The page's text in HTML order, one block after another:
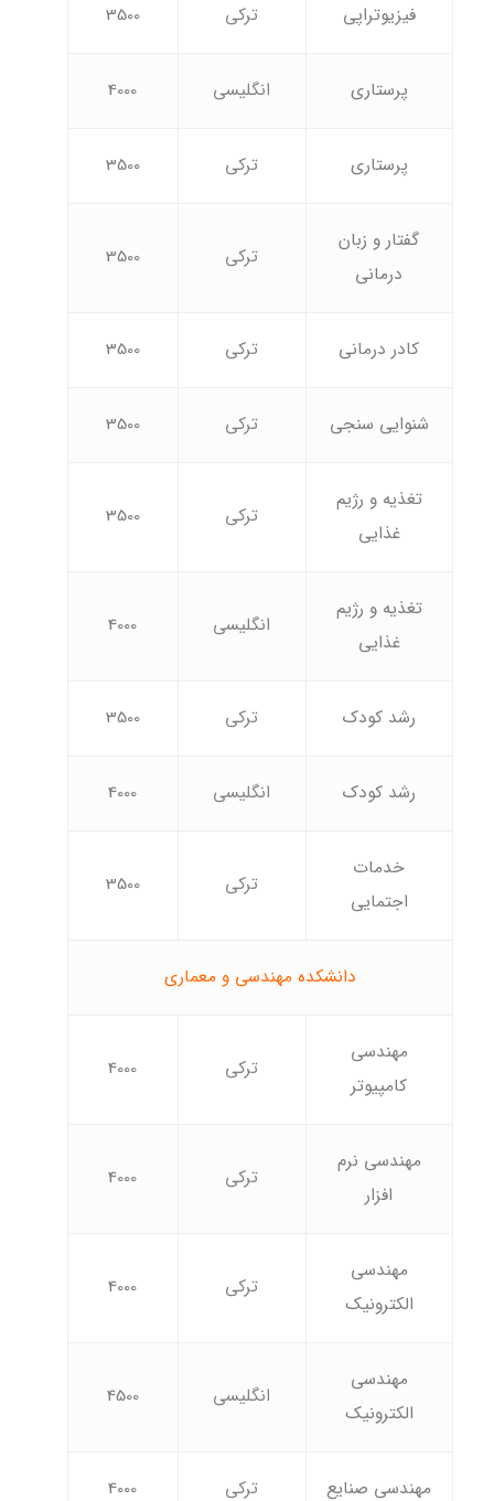
3500 ترکی فیزیوتراپی
4000 انگلیسی پرستاری
3500 ترکی پرستاری
3500 ترکی
گفتار و زبان
درمانی
3500 ترکی کادر درمانی
3500 ترکی شنوایی سنجی
3500 ترکی
تغذیه و رژیم
غذایی
4000 انگلیسی
تغذیه و رژیم
غذایی
3500 ترکی رشد کودک
4000 انگلیسی رشد کودک
3500 ترکی
خدمات
اجتمایی
دانشکده مهندسی و معماری
4000 ترکی
مهندسی
کامپیوتر
4000 ترکی
مهندسی نرم
افزار
4000 ترکی
مهندسی
الکترونیک
4500 انگلیسی
مهندسی
الکترونیک
4000 ترکی مهندسی صنایع